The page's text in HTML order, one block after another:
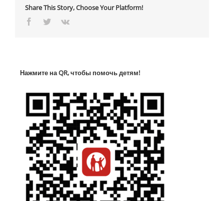
Share This Story, Choose Your Platform!
Facebook
TwitterVk
Нажмите на QR, чтобы помочь детям!